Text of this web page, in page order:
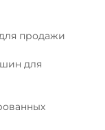
продажи
для